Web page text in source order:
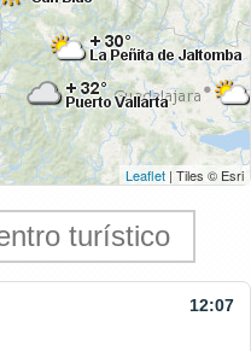
Leaflet | Tiles © Esri
12:07